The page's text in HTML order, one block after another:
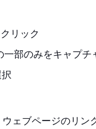
リック
部のみをキャプチ
ェブページのリン